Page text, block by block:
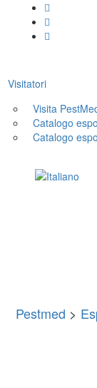
Visitatori
Visita
Catalogo
Catalogo
Pestmed >